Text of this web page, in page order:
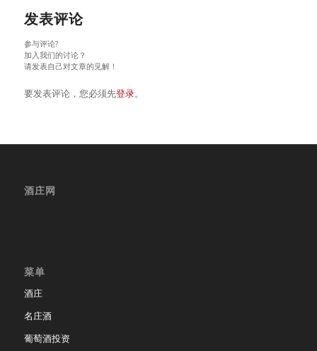
发表评论
参与评论?
加入我们的讨论？
请发表自己对文章的见解！
要发表评论，您必须先登录。
酒庄网
菜单
酒庄
名庄酒
葡萄酒投资